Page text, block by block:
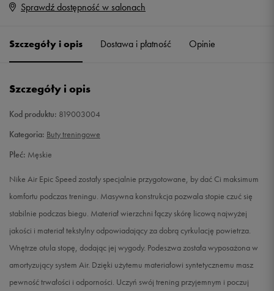
Rozmiary EU
43 27,5 cm
44
44,5 28,5 cm Powiadom o dostępności
29 cm
29,5 cm Powiadom o dostępności
46 30 cm Powiadom o dostępności
Sprawdź dostępność w salonach
Szczegóły i opis Dostawa i płatność Opinie
Szczegóły i opis
Kod produktu: 819003004
Kategoria: Buty treningowe
Płeć: Męskie
Nike Air Epic Speed zostały specjalnie przygotowane, by dać Ci maksimum
komfortu podczas treningu. Masywna konstrukcja pozwala stopie czuć się
stabilnie podczas biegu. Materiał wierzchni łączy skórę licową najwyżej
jakości i materiał tekstylny odpowiadający za dobrą cyrkulację powietrza.
Wnętrze otula stopę, dodając jej wygody. Podeszwa została wyposażona w
amortyzujący system Air. Dzięki użytemu materiałowi syntetycznemu masz
pewność trwałości i odporności. Uczyń swój trening przyjemnym i poczuj